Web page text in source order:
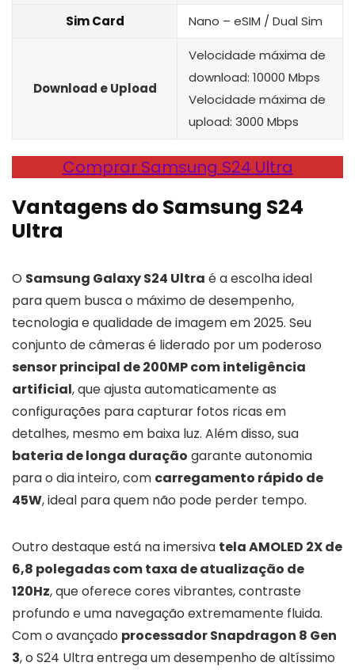
Sim Card Nano – eSIM / Dual Sim
Download e Upload
Velocidade máxima de
download: 10000 Mbps
Velocidade máxima de
upload: 3000 Mbps
Comprar Samsung S24 Ultra
Vantagens do Samsung S24
Ultra
O Samsung Galaxy S24 Ultra é a escolha ideal
para quem busca o máximo de desempenho,
tecnologia e qualidade de imagem em 2025. Seu
conjunto de câmeras é liderado por um poderoso
sensor principal de 200MP com inteligência
artificial, que ajusta automaticamente as
configurações para capturar fotos ricas em
detalhes, mesmo em baixa luz. Além disso, sua
bateria de longa duração garante autonomia
para o dia inteiro, com carregamento rápido de
45W, ideal para quem não pode perder tempo.
Outro destaque está na imersiva tela AMOLED 2X de
6,8 polegadas com taxa de atualização de
120Hz, que oferece cores vibrantes, contraste
profundo e uma navegação extremamente fluida.
Com o avançado processador Snapdragon 8 Gen
3, o S24 Ultra entrega um desempenho de altíssimo